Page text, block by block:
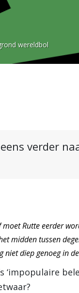
wereldbol
verder
Rutte eerder
midden tussen
diep genoeg in